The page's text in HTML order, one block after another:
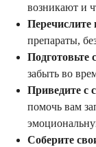
возникают и
Перечислите
препараты,
Подготовьте
забыть во
Приведите с
помочь вам
Соберите